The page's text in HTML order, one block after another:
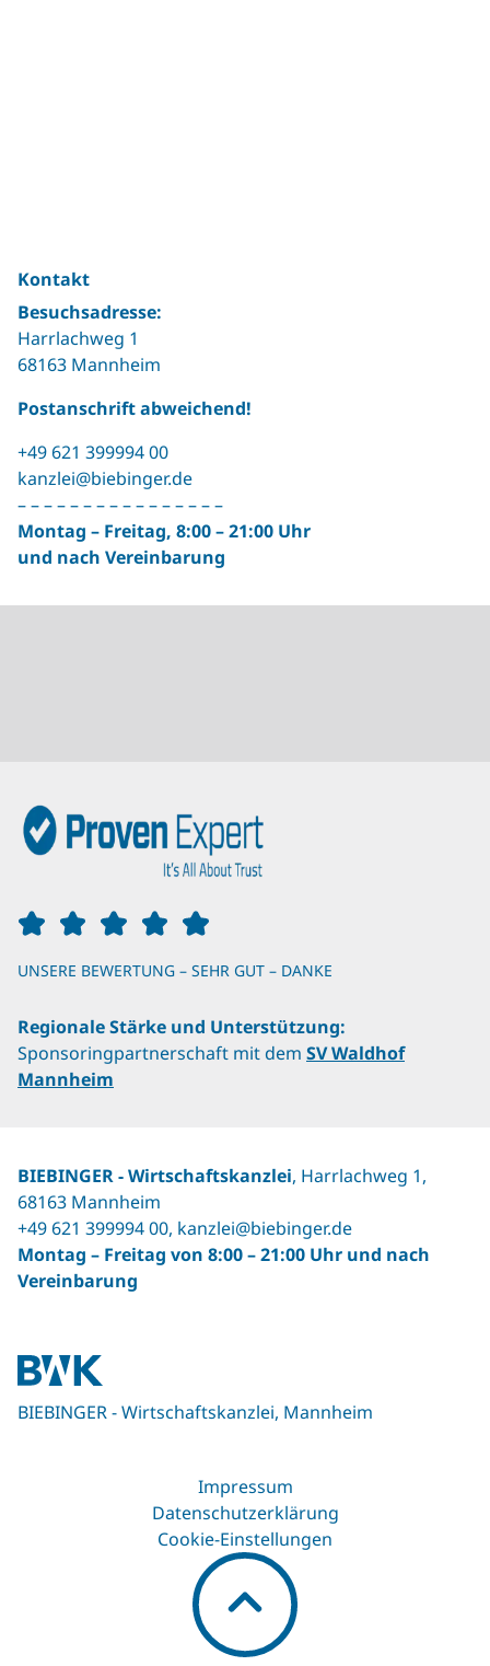
Kontakt
Besuchsadresse:
Harrlachweg 1
68163 Mannheim
Postanschrift abweichend!
+49 621 399994 00
kanzlei@biebinger.de
– – – – – – – – – – – – – – – –
Montag – Freitag, 8:00 – 21:00 Uhr
und nach Vereinbarung
UNSERE BEWERTUNG – SEHR GUT – DANKE
Regionale Stärke und Unterstützung:
Sponsoringpartnerschaft mit dem SV Waldhof
Mannheim
BIEBINGER ‐ Wirtschaftskanzlei, Harrlachweg 1,
68163 Mannheim
+49 621 399994 00, kanzlei@biebinger.de
Montag – Freitag von 8:00 – 21:00 Uhr und nach
Vereinbarung
BIEBINGER - Wirtschaftskanzlei, Mannheim
Impressum
Datenschutzerklärung
Cookie-Einstellungen